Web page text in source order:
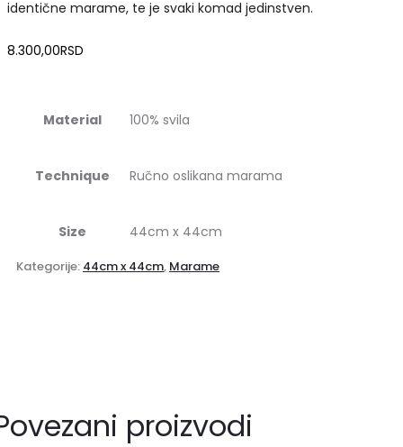
identične marame, te je svaki komad jedinstven.
8.300,00RSD
Material 100% svila
Technique Ručno oslikana marama
Size 44cm x 44cm
Kategorije: 44cm x 44cm, Marame
proizvodi